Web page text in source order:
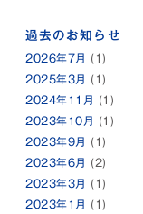
過去のお知らせ
2026年7月 (1)
2025年3月 (1)
2024年11月 (1)
2023年10月 (1)
2023年9月 (1)
2023年6月 (2)
2023年3月 (1)
2023年1月 (1)